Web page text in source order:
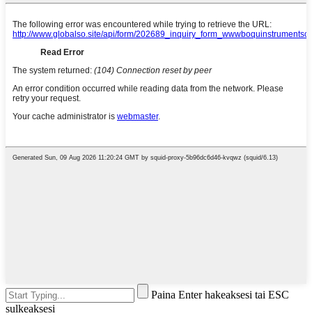
Paina Enter hakeaksesi tai ESC
sulkeaksesi